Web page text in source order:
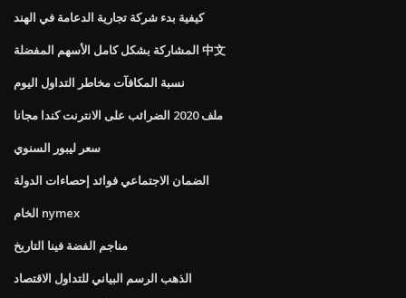
كيفية بدء شركة تجارية الدعامة في الهند
المشاركة بشكل كامل الأسهم المفضلة 中文
نسبة المكافآت مخاطر التداول اليوم
ملف 2020 الضرائب على الانترنت كندا مجانا
سعر ليبور السنوي
الضمان الاجتماعي فوائد إحصاءات الدولة
الخام nymex
مناجم الفضة فينا التاريخ
الذهب الرسم البياني للتداول الاقتصاد